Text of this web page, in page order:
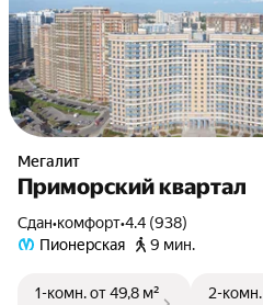
Мегалит
Приморский квартал
Сдан•комфорт•4.4 (938)
Пионерская
9 мин.
1-комн.от 49,8 м²
2-комн.